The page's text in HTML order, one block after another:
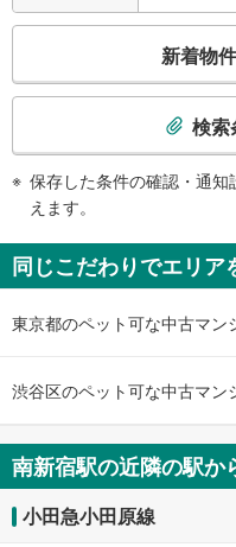
《多機能トイレ》
・改札⇔地上
検
知
を
け
る
・
件
を
マ
イ
新着物
検索
保存した条件の確認・通知
えます。
同じこだわりでエリア
東京都のペット可な中古マン
渋谷区のペット可な中古マン
南新宿駅の近隣の駅か
小田急小田原線